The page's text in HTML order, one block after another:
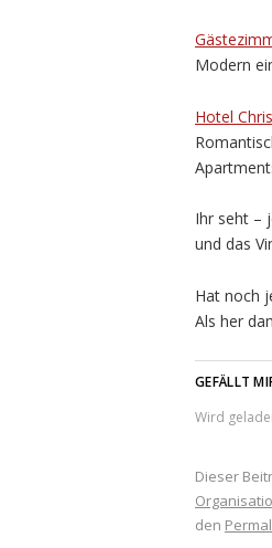
Modern
Hotel
Ihr seht –
und das
Hat noch
Als her
GEFÄLLT
Wird
Dieser
den